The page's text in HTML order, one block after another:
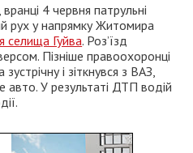
, вранці 4 червня патрульні
рух у напрямку Житомира
селища Гуйва. Розʼїзд
Пізніше правоохоронці
і зіткнувся з ВАЗ,
авто. У результаті ДТП водій